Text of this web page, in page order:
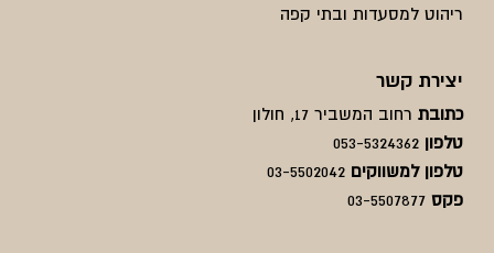
ריהוט למסעדות ובתי קפה
יצירת קשר
כתובת רחוב המשביר 17, חולון
טלפון 053-5324362
טלפון למשווקים 03-5502042
פקס 03-5507877